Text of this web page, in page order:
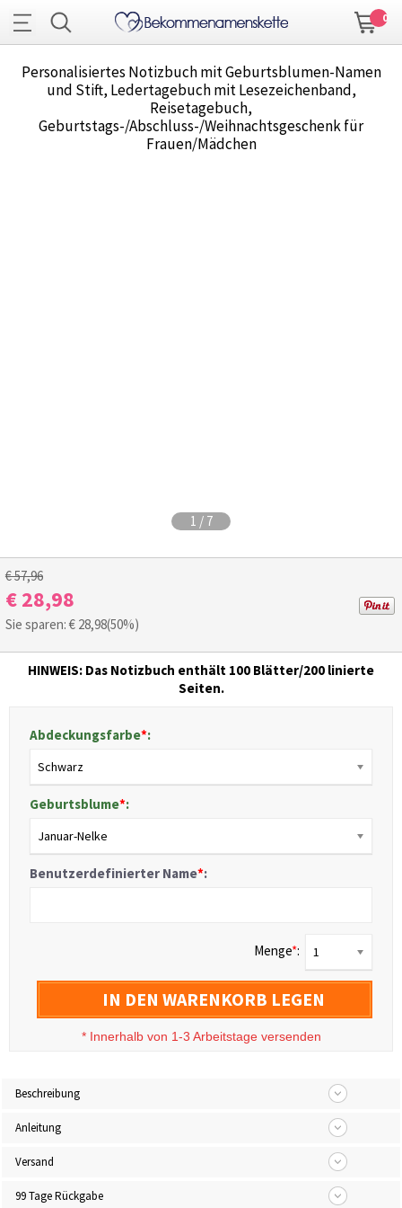
0
Personalisiertes Notizbuch mit Geburtsblumen-Namen
und Stift, Ledertagebuch mit Lesezeichenband,
Reisetagebuch,
Geburtstags-/Abschluss-/Weihnachtsgeschenk für
Frauen/Mädchen
1 / 7
€ 57,96
€ 28,98
Sie sparen: € 28,98(50%)
HINWEIS: Das Notizbuch enthält 100 Blätter/200 linierte
Seiten.
Abdeckungsfarbe*:
Schwarz
Geburtsblume*:
Januar-Nelke
Benutzerdefinierter Name*:
Menge*: 1
IN DEN WARENKORB LEGEN
* Innerhalb von 1-3 Arbeitstage versenden
Beschreibung
Anleitung
Versand
99 Tage Rückgabe